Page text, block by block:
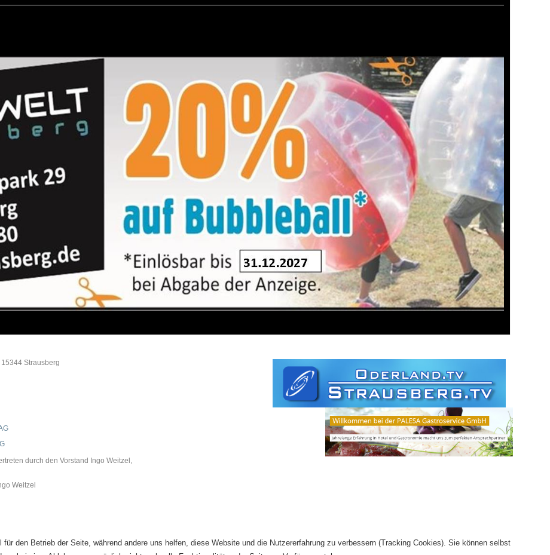
15344 Strausberg
durch den Vorstand Ingo Weitzel,
Weitzel
den Betrieb der Seite, während andere uns helfen, diese Website und die Nutzererfahrung zu verbessern (Tracking Cookies). Sie können selbst